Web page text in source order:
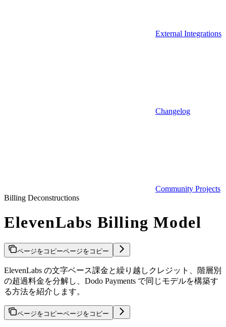
External Integrations
Changelog
Community Projects
Billing Deconstructions
ElevenLabs Billing Model
ページをコピーページをコピー
ElevenLabs の文字ベース課金と繰り越しクレジット、階層別
の超過料金を分解し、Dodo Payments で同じモデルを構築す
る方法を紹介します。
ページをコピーページをコピー